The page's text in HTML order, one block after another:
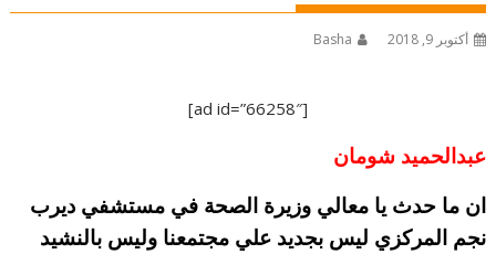
أكتوبر 9, 2018 Basha
[ad id=”66258″]
عبدالحميد شومان
ان ما حدث يا معالي وزيرة الصحة في مستشفي ديرب
نجم المركزي ليس بجديد علي مجتمعنا وليس بالنشيد